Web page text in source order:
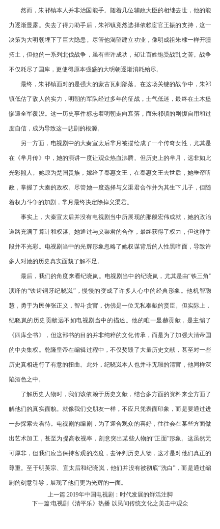
然而，朱祁镇本人并非治国能手。随着几位辅政大臣的相继去世，他的能
力逐渐显露。失去了得力助手后，朱祁镇竟然选择依赖宦官王振的支持，这一
决策为大明朝埋下了巨大隐患。尽管他渴望建立功业，像明成祖朱棣一样开疆
拓土，但他的一系列北伐战争，虽有些许成功，却让百姓饱受战乱之苦。战争
不仅耗尽了国库，更使得原本强盛的大明朝逐渐消耗殆尽。
最终，朱祁镇面对的是强大的蒙古瓦剌部落。在这场关键的战争中，朱祁
镇低估了敌人的实力，明朝的军队经过多年的征战，士气低迷，最终在土木堡
惨遭全军覆没。这一历史事件标志着明朝走向衰落，而朱祁镇的刚愎自用和过
度自信，成为导致这一悲剧的根源。
另一方面，电视剧中的大秦宣太后芈月被描绘成了一个传奇女性，尤其是
在《芈月传》中，她的演讲一度让观众热血沸腾。但历史上的芈月，远非如此
光彩照人。她原为楚国贵族，嫁给了秦惠文王，在秦惠文王去世后，她垂帘听
政，掌握了大秦的政权。尽管她一度选择与义渠君合作并为其生下儿子，但随
着权力斗争的加剧，芈月最终决定除掉义渠君。
事实上，大秦宣太后并没有电视剧当中所展现的那般宏伟成就，她的政治
道路充满了算计和权谋。她通过与义渠君的合作，最终获得了权力，但这种手
段并不光彩。电视剧当中的光辉形象忽略了她权谋背后的人性黑暗面，导致许
多人对她的历史真实面貌了解不足。
最后，我们的角度来看纪晓岚。电视剧当中的纪晓岚，尤其是由“铁三角”
演绎的“铁齿铜牙纪晓岚”，慢慢的变成了许多人心中的经典形象。他机智聪
慧，勇于为民伸张正义，智斗贪官，仿佛是一位无私奉献的贤臣。但实际上，
纪晓岚的历史贡献远不如电视剧当中的描述。他的唯一显赫贡献，是主编了
《四库全书》，但这部书的目的并非纯粹的文化传承，而是为了加强大清帝国
的中央集权。乾隆皇帝在编辑过程中，不仅焚毁了大量历史文献，甚至对一些
历史真相进行了有意的扭曲。此外，纪晓岚本人也并非无瑕的清官，他同样深
陷酒色之中。
了解历史人物时，我们该依赖于历史文献，结合多方面的资料来全方面了
解他们的真实面貌。就像我们交朋友一样，不应只凭表面印象，而是要通过进
一步探索去看待。电视剧的编剧，为了迎合观众的喜好，往往会在某些方面做
出艺术加工，甚至为提高收视率，刻意突出某些人物的“正面”形象。这虽然无
可厚非，但我们应当保持客观的态度，去评判历史人物，这才是对他们真正的
尊重。至于明英宗、宣太后和纪晓岚，他们并没有被彻底“洗白”，而是通过编
剧的刻意引导，展现了他们更为光辉的一面。
上一篇:2019年中国电视剧：时代发展的鲜活注脚
下一篇:电视剧《清平乐》热播 以民间传统文化之美击中观众